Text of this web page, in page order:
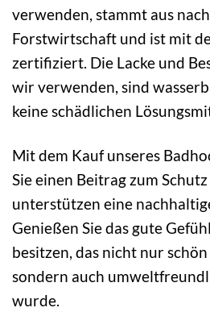
verwenden, stammt aus
Forstwirtschaft und ist mit
zertifiziert. Die Lacke und
wir verwenden, sind
keine schädlichen
Mit dem Kauf unseres
Sie einen Beitrag zum
unterstützen eine
Genießen Sie das gute
besitzen, das nicht nur
sondern auch
wurde.